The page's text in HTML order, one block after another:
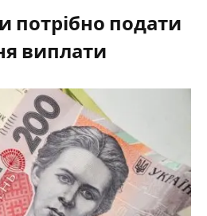
потрібно подати
виплати